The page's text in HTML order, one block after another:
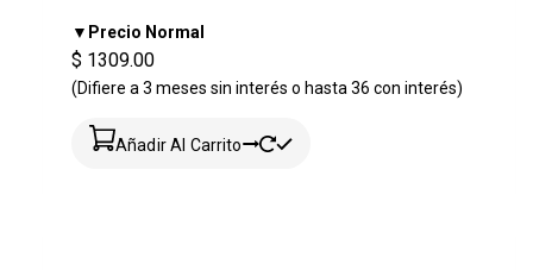
▼Precio Normal
$ 1309.00
(Difiere a 3 meses sin interés o hasta 36 con interés)
Añadir Al Carrito